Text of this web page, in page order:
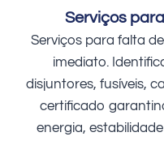
Serviços
Serviços para falta
imediato.
disjuntores, fusíveis,
certificado
energia,